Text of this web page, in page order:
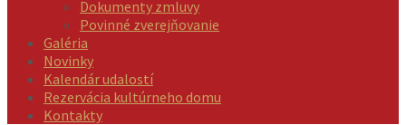
Dokumenty zmluvy
Povinné zverejňovanie
Galéria
Novinky
Kalendár udalostí
Rezervácia kultúrneho domu
Kontakty